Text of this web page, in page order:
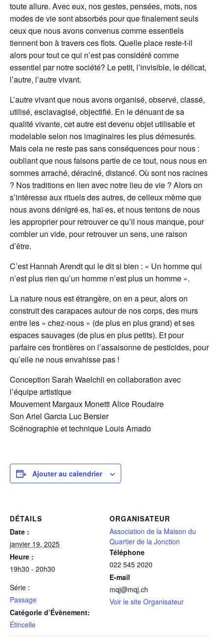
toute allure. Avec eux, nos gestes, pensées, mots, nos
modes de vie sont absorbés pour que finalement seuls
ceux que nous avons convenus comme essentiels
tiennent bon à travers ces flots. Quelle place reste-t-il
alors pour tout ce qui n’est pas considéré comme
essentiel par notre société? Le petit, l’invisible, le délicat,
l’autre, l’autre vivant.
L’autre vivant que nous avons organisé, observé, classé,
utilisé, esclavagisé, objectifié. En le dénuant de sa
qualité vivante, cet autre est devenu objet utilisable et
modelable selon nos imaginaires les plus démesurés.
Mais cela ne reste pas sans conséquences pour nous :
oubliant que nous faisons partie de ce tout, nous nous en
sommes arraché, déraciné, distancé. Où sont nos racines
? Nos traditions en lien avec notre lieu de vie ? Alors on
s’intéresse aux rituels des autres, de celleux même que
nous avons dénigré·es, haï·es, et nous tentons de nous
les approprier pour retrouver ce qu’il nous manque, pour
combler un vide, pour retrouver un sens, une raison
d’être.
C’est Hannah Arendt qui le dit si bien : « Un homme qui
n’est plus rien qu’un homme n’est plus un homme ».
La nature nous est étrangère, on en a peur, alors on
construit des carapaces autour de nos corps, des murs
entre les « chez-nous » (de plus en plus grand) et ses
espaces sauvages (de plus en plus petits). Et pour
parfaire ces frontières on l’assaisonne de pesticides, pour
qu’elle ne nous envahisse pas !
Conception Sarah Waelchli en collaboration avec
l’équipe artistique
Mouvement Margaux Monetti Alice Roudaire
Son Ariel Garcia Luc Bersier
Scénographie et technique Louis Amado
Ajouter au calendrier
DÉTAILS
Date :
janvier 19, 2025
Heure :
19h30 - 20h30
Série :
Passage
Catégorie d’Évènement:
Étincelle
ORGANISATEUR
Association de la Maison du
Quartier de la Jonction
Téléphone
022 545 2020
E-mail
mqj@mqj.ch
Voir le site Organisateur